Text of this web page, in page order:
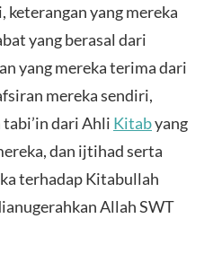
keterangan yang mereka
yang berasal dari
yang mereka terima dari
mereka sendiri,
dari Ahli Kitabyang
dan ijtihad serta
terhadap Kitabullah
Allah SWT